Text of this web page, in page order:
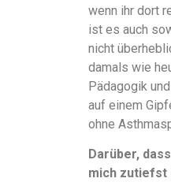
wenn ihr dort
ist es auch
nicht
damals wie
Pädagogik
auf einem
ohne
Darüber,
mich zutiefst